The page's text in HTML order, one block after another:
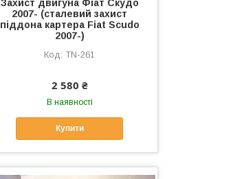
Захист двигуна Фіат Скудо
2007- (сталевий захист
піддона картера Fiat Scudo
2007-)
TN-261
2 580 ₴
В наявності
Купити